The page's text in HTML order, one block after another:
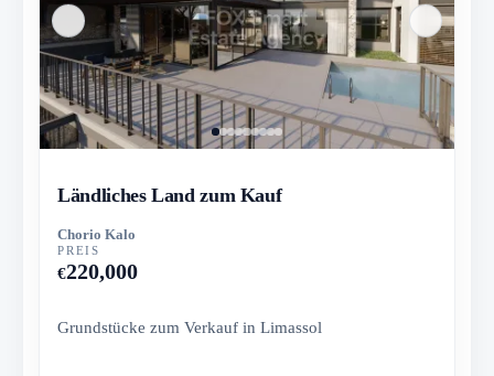
Ländliches Land zum Kauf
Chorio Kalo
PREIS
€220,000
Grundstücke zum Verkauf in Limassol